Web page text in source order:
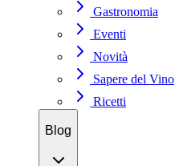
Gastronomia
Eventi
Novità
Sapere del Vino
Ricetti
Blog